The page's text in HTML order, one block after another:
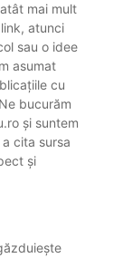
mai mult
atunci
sau o idee
asumat
cu
bucurăm
și suntem
cita sursa
și